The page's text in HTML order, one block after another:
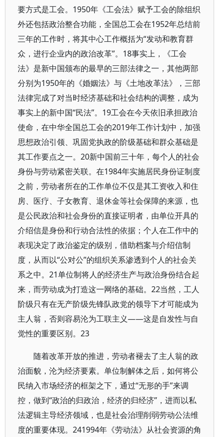
要方式是工会。1950年《工会法》赋予工会的除组织
外还包括政治整合功能，全国总工会在1952年总结前
三年的工作时，将其中心工作概括为“发动和教育群
众，进行企业内的政治改革”。18事实上，《工会
法》是新中国颁布的最早的三部法律之一，其他两部
分别为1950年的《婚姻法》与《土地改革法》，三部
法律完成了对当时经济基础和社会结构的调整，成为
事实上的新中国“民法”。19工会在今天依旧承担政治
使命，在中华全国总工会的2019年工作计划中，加强
思想政治引领、巩固党执政的阶级基础和群众基础是
其工作要点之一。20新中国前三十年，每个人的社会
身份与劳动紧密关联。在1984年实施居民身份证制度
之前，劳动者所在的工作单位不仅是其工资收入和住
房、医疗、子女教育、退休金等社会保障的来源，也
是公民政治和社会身份的直接证明者，由单位开具的
介绍信是身份和行动合法性的依据；个人在工作中的
表现决定了政治鉴定的级别，借助档案与介绍信制
度，从而以“公对公”的组织关系渗透到个人的社会关
系之中。21单位制将人的经济生产与政治身份结合起
来，而劳动成为打造这一网络的基础。22当然，工人
阶级只有在无产阶级先锋队政党的领导下才可能成为
主人翁，否则容易沦为工联主义——这是自发性与自
觉性的重要区别。23
随着改革开放的推进，劳动者褪去了主人翁的政
治面貌，沦为经济要素。单位制解体之后，如何将公
民纳入市场经济的框架之下，通过“无形的手”来调
控，做到“政治的归政治，经济的归经济”，进而以私
法逻辑主导经济领域，也是社会治理削弱劳动公法维
度的重要体现。241994年《劳动法》从社会资源的角